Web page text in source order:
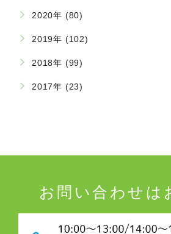
2020年 (80)
2019年 (102)
2018年 (99)
2017年 (23)
お問い合わせは